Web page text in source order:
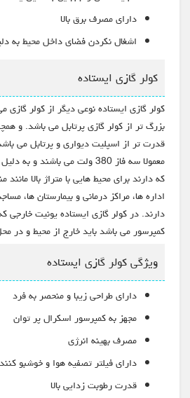
دارای مصرف برق بالا
اشغال نکردن فضای داخل محیط به
کولر گازی ایستاده
کولر گازی ایستاده نوعی دیگر از کولر گازی
بزرگ تر از کولر گازی پرتابل می باشد. و
قدرت تر از اسپلیت دیواری و پرتابل می
که دارند برای محیط هایی با متراژ بالا مانند
اداره ها، مراکز درمانی و بیمارستان ها،
دارند. در کولر گازی ایستاده یونیت خارجی
کمپرسور می باشد باید خارج از محیط و در
ویژگی کولر گازی ایستاده
دارای طراحی زیبا و منحصر به فرد
مجهز به کمپرسور اسکرال پر توان
مصرف بهینه انرژی
دارای فیلتر تصفیه هوا و خوشبو
قدرت رطوبت زدایی بالا